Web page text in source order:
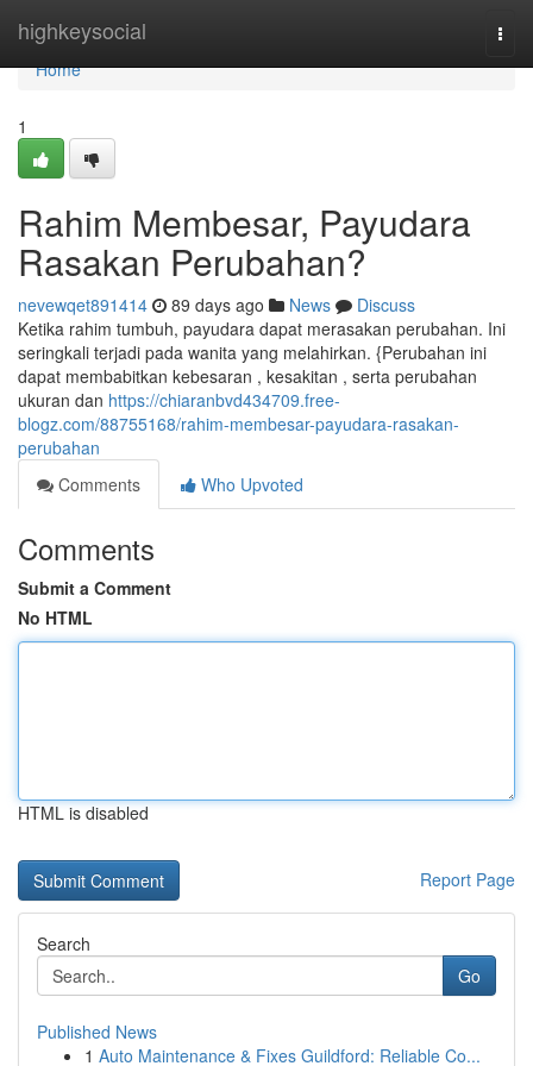
highkeysocial
Home
Home
1
Rahim Membesar, Payudara
Rasakan Perubahan?
nevewqet891414 89 days ago News
Discuss
Ketika rahim tumbuh, payudara dapat merasakan perubahan. Ini
seringkali terjadi pada wanita yang melahirkan. {Perubahan ini
dapat membabitkan kebesaran , kesakitan , serta perubahan
ukuran dan https://chiaranbvd434709.free-
blogz.com/88755168/rahim-membesar-payudara-rasakan-
perubahan
Comments
Who Upvoted
Comments
Submit a Comment
No HTML
HTML is disabled
Report Page
Search
Go
Published News
1 Auto Maintenance & Fixes Guildford: Reliable Co...